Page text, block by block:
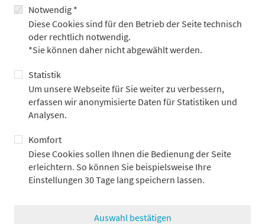
Notwendig *
Diese Cookies sind für den Betrieb der Seite technisch
oder rechtlich notwendig.
*Sie können daher nicht abgewählt werden.
Statistik
Um unsere Webseite für Sie weiter zu verbessern,
erfassen wir anonymisierte Daten für Statistiken und
Analysen.
Komfort
Diese Cookies sollen Ihnen die Bedienung der Seite
erleichtern. So können Sie beispielsweise Ihre
Einstellungen 30 Tage lang speichern lassen.
Auswahl bestätigen
studierte Herr Walk in Tübingen Volkswirtschaftslehre mit dem
Schwerpunkt Regionalstudien Ostasien und Japan. Zur
Vertiefung seiner Studien verbrachte er ein Auslandssemester
an der Doshisha-Universität in Kyoto (Japan). Am Institut für
Aufbaustudiengang „Advanced Studies in International
Economic Policy Research“.
Weitere Beiträge